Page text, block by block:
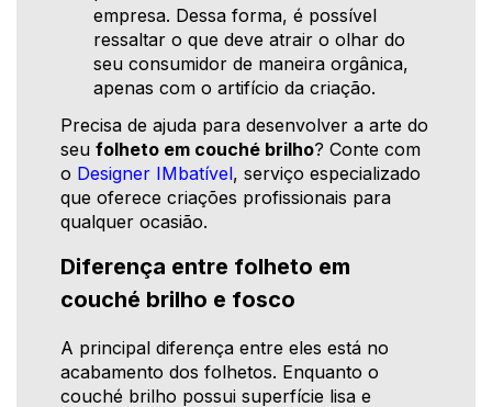
empresa. Dessa forma, é possível
ressaltar o que deve atrair o olhar do
seu consumidor de maneira orgânica,
apenas com o artifício da criação.
Precisa de ajuda para desenvolver a arte do
seu folheto em couché brilho? Conte com
o Designer IMbatível, serviço especializado
que oferece criações profissionais para
qualquer ocasião.
Diferença entre folheto em
couché brilho e fosco
A principal diferença entre eles está no
acabamento dos folhetos. Enquanto o
couché brilho possui superfície lisa e